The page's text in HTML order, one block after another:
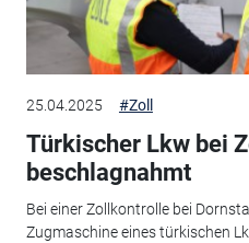
25.04.2025 #Zoll
Türkischer Lkw bei
beschlagnahmt
Bei einer Zollkontrolle bei
Zugmaschine eines türkischen